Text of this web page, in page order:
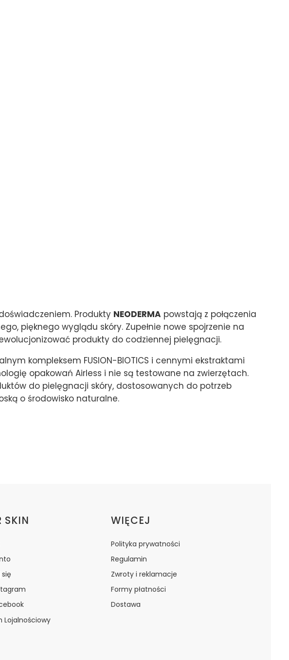
Produkty NEODERMA powstają z połączenia
pięknego wyglądu skóry. Zupełnie nowe spojrzenie na
produkty do codziennej pielęgnacji.
kompleksem FUSION-BIOTICS i cennymi ekstraktami
opakowań Airless i nie są testowane na zwierzętach.
do pielęgnacji skóry, dostosowanych do potrzeb
o środowisko naturalne.
SKIN
Lojalnościowy
WIĘCEJ
Polityka prywatności
Regulamin
Zwroty i reklamacje
Formy płatności
Dostawa